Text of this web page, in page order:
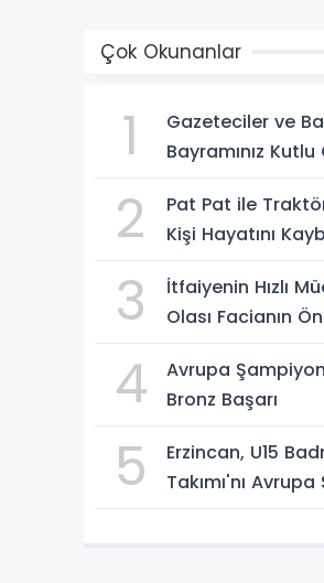
Çok Okunanlar
1
Gazeteciler ve
Bayramınız Kutlu
2
Pat Pat ile
Kişi Hayatını
3
İtfaiyenin Hızlı
Olası Facianın
4
Avrupa
Bronz Başarı
5
Erzincan, U15
Takımı'nı